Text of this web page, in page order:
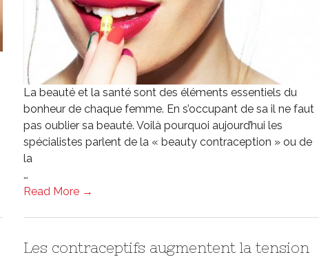
La beauté et la santé sont des éléments essentiels du
bonheur de chaque femme. En s’occupant de sa il ne faut
pas oublier sa beauté. Voilà pourquoi aujourd’hui les
spécialistes parlent de la « beauty contraception » ou de
la
…
Read More →
Les contraceptifs augmentent la tension